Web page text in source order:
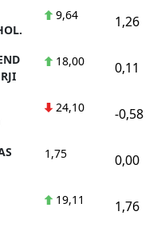
9,64 1,26
18,00 0,11
24,10 -0,58
1,75 0,00
19,11 1,76